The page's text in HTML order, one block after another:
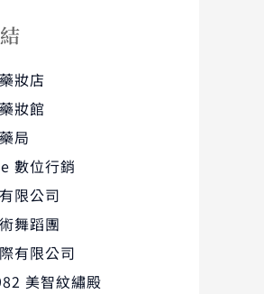
妝店
妝館
局
數位行銷
限公司
舞蹈團
有限公司
美智紋繡殿